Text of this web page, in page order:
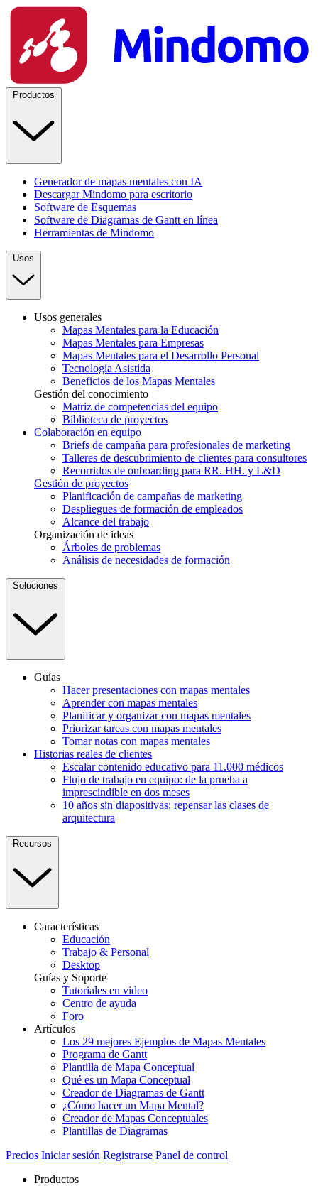
Productos
Generador de mapas mentales con IA
Descargar Mindomo para escritorio
Software de Esquemas
Software de Diagramas de Gantt en línea
Herramientas de Mindomo
Usos
Usos generales
Mapas Mentales para la Educación
Mapas Mentales para Empresas
Mapas Mentales para el Desarrollo Personal
Tecnología Asistida
Beneficios de los Mapas Mentales
Gestión del conocimiento
Matriz de competencias del equipo
Biblioteca de proyectos
Colaboración en equipo
Briefs de campaña para profesionales de marketing
Talleres de descubrimiento de clientes para consultores
Recorridos de onboarding para RR. HH. y L&D
Gestión de proyectos
Planificación de campañas de marketing
Despliegues de formación de empleados
Alcance del trabajo
Organización de ideas
Árboles de problemas
Análisis de necesidades de formación
Soluciones
Guías
Hacer presentaciones con mapas mentales
Aprender con mapas mentales
Planificar y organizar con mapas mentales
Priorizar tareas con mapas mentales
Tomar notas con mapas mentales
Historias reales de clientes
Escalar contenido educativo para 11.000 médicos
Flujo de trabajo en equipo: de la prueba a
imprescindible en dos meses
10 años sin diapositivas: repensar las clases de
arquitectura
Recursos
Características
Educación
Trabajo & Personal
Desktop
Guías y Soporte
Tutoriales en video
Centro de ayuda
Foro
Artículos
Los 29 mejores Ejemplos de Mapas Mentales
Programa de Gantt
Plantilla de Mapa Conceptual
Qué es un Mapa Conceptual
Creador de Diagramas de Gantt
¿Cómo hacer un Mapa Mental?
Creador de Mapas Conceptuales
Plantillas de Diagramas
Precios Iniciar sesión Registrarse Panel de control
Productos